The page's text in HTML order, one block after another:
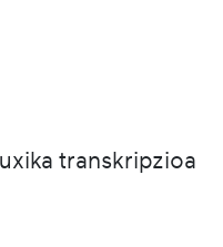
transkripzioa